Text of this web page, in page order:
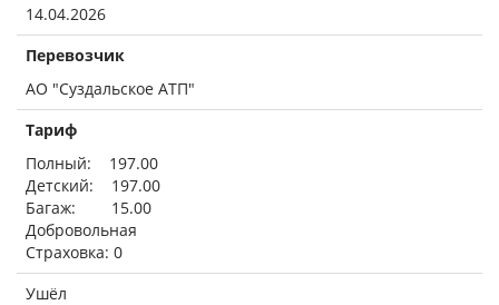
14.04.2026
Перевозчик
АО "Суздальское АТП"
Тариф
Полный: 197.00
Детский: 197.00
Багаж: 15.00
Добровольная
Страховка: 0
Ушёл